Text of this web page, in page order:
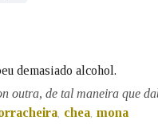
demasiado alcohol.
outra, de tal maneira que
, chea, mona